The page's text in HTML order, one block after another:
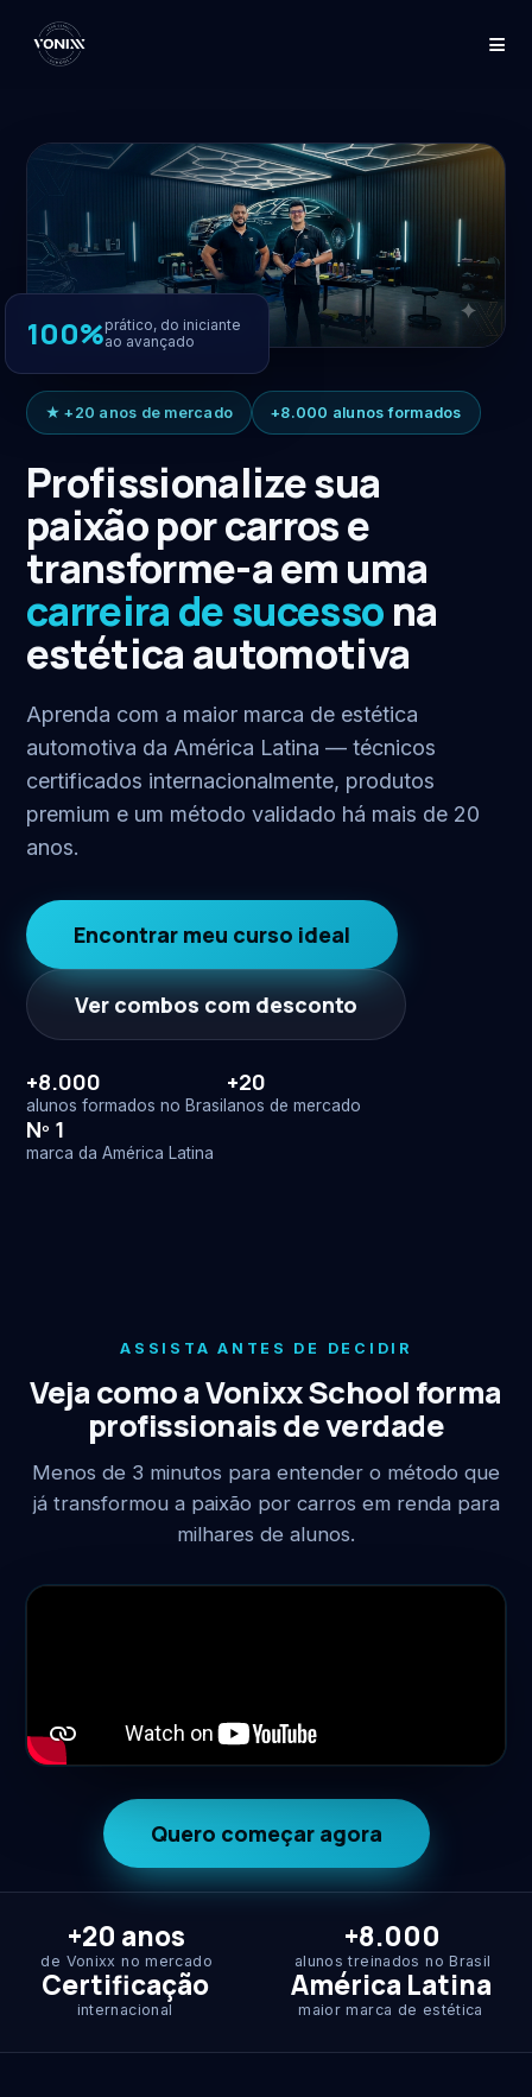
≡
★ +20 anos de mercado +8.000 alunos formados
Profissionalize sua
paixão por carros e
transforme-a em uma
carreira de sucessona
estética automotiva
Aprenda com a maior marca de estética
automotiva da América Latina — técnicos
certificados internacionalmente, produtos
premium e um método validado há mais de 20
anos.
Encontrar meu curso ideal
Ver combos com desconto
+8.000
alunos formados no Brasil
+20
anos de mercado
Nº 1
marca da América Latina
100%prático, do iniciante
ao avançado
ASSISTA ANTES DE DECIDIR
Veja como a Vonixx School forma
profissionais de verdade
Menos de 3 minutos para entender o método que
já transformou a paixão por carros em renda para
milhares de alunos.
Quero começar agora
+20 anos
de Vonixx no mercado
+8.000
alunos treinados no Brasil
Certificação
internacional
América Latina
maior marca de estética